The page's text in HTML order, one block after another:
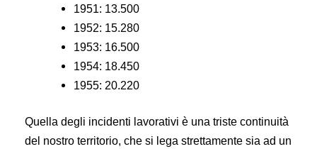
1951: 13.500
1952: 15.280
1953: 16.500
1954: 18.450
1955: 20.220
Quella degli incidenti lavorativi è una triste continuità
del nostro territorio, che si lega strettamente sia ad un